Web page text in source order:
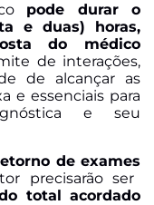
pode durar o
e duas) horas,
do médico
de interações,
de alcançar as
e essenciais para
e seu
de exames
precisarão ser
total acordado